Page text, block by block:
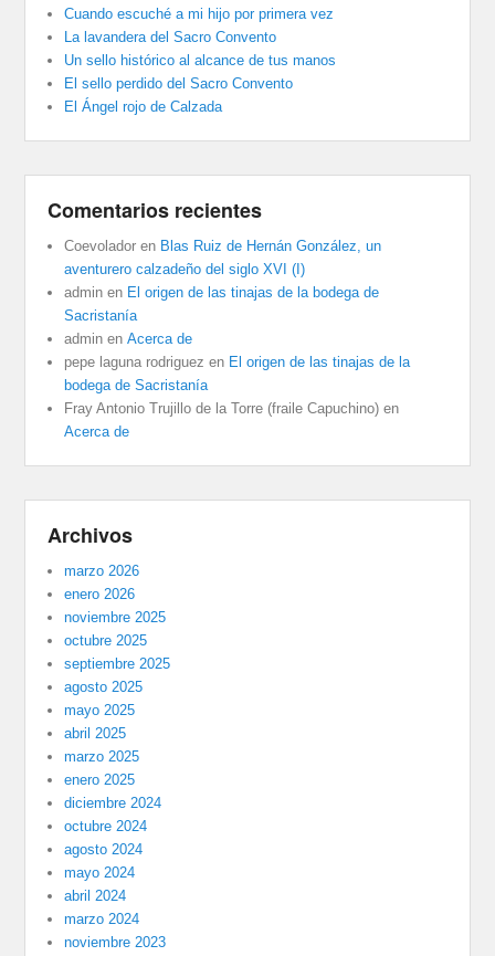
Cuando escuché a mi hijo por primera vez
La lavandera del Sacro Convento
Un sello histórico al alcance de tus manos
El sello perdido del Sacro Convento
El Ángel rojo de Calzada
Comentarios recientes
Coevolador en Blas Ruiz de Hernán González, un
aventurero calzadeño del siglo XVI (I)
admin en El origen de las tinajas de la bodega de
Sacristanía
admin enAcerca de
pepe laguna rodriguez en El origen de las tinajas de la
bodega de Sacristanía
Fray Antonio Trujillo de la Torre (fraile Capuchino) en
Acerca de
Archivos
marzo 2026
enero 2026
noviembre 2025
octubre 2025
septiembre 2025
agosto 2025
mayo 2025
abril 2025
marzo 2025
enero 2025
diciembre 2024
octubre 2024
agosto 2024
mayo 2024
abril 2024
marzo 2024
noviembre 2023